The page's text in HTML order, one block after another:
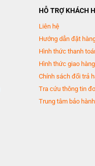
HỖ TRỢ KHÁCH
Liên hệ
Hướng dẫn đặt
Hình thức thanh
Hình thức giao hàng
Chính sách đổi trả
Tra cứu thông tin
Trung tâm bảo hành